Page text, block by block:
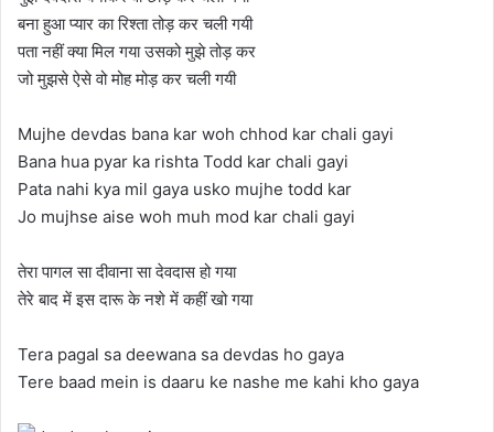
बना हुआ प्यार का रिश्ता तोड़ कर चली गयी
पता नहीं क्या मिल गया उसको मुझे तोड़ कर
जो मुझसे ऐसे वो मोह मोड़ कर चली गयी
Mujhe devdas bana kar woh chhod kar chali gayi
Bana hua pyar ka rishta Todd kar chali gayi
Pata nahi kya mil gaya usko mujhe todd kar
Jo mujhse aise woh muh mod kar chali gayi
तेरा पागल सा दीवाना सा देवदास हो गया
तेरे बाद में इस दारू के नशे में कहीं खो गया
Tera pagal sa deewana sa devdas ho gaya
Tere baad mein is daaru ke nashe me kahi kho gaya